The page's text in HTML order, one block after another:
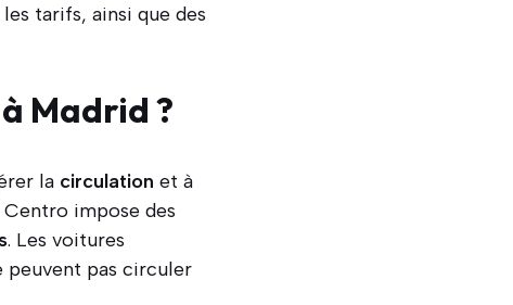
les tarifs, ainsi que des
Madrid ?
la circulation et à
impose des
. Les voitures
peuvent pas circuler